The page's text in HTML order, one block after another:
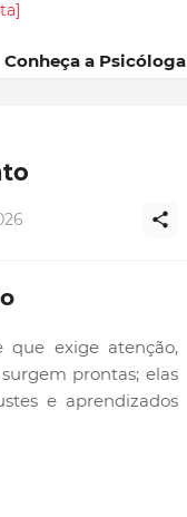
Conheça a Psicóloga
que exige atenção,
prontas; elas
e aprendizados